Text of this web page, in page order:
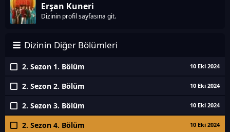
Erşan Kuneri
Dizinin profil sayfasına git.
Dizinin Diğer Bölümleri
2. Sezon 1. Bölüm 10 Eki 2024
2. Sezon 2. Bölüm 10 Eki 2024
2. Sezon 3. Bölüm 10 Eki 2024
2. Sezon 4. Bölüm 10 Eki 2024